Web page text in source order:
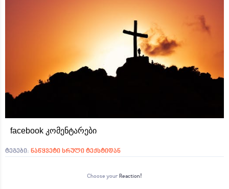
facebook კომენტარები
ტეგები: ნაწყვეტი სრული ტექსტიდან
Choose yourReaction!